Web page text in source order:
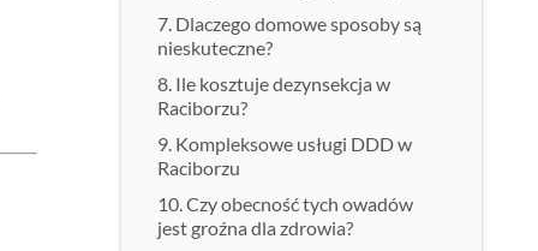
Dlaczego domowe sposoby są
nieskuteczne?
Ile kosztuje dezynsekcja w
Raciborzu?
Kompleksowe usługi DDD w
Raciborzu
Czy obecność tych owadów
jest groźna dla zdrowia?